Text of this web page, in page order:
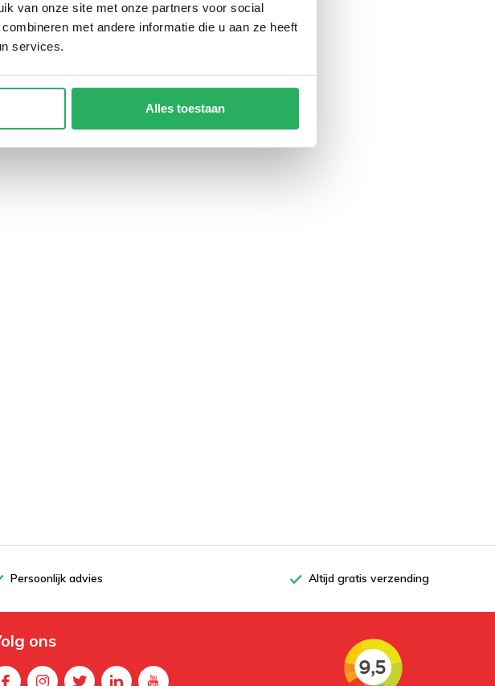
van onze site met onze partners voor social
met andere informatie die u aan ze heeft
services.
Alles toestaan
Persoonlijk advies Altijd gratis verzending
ons